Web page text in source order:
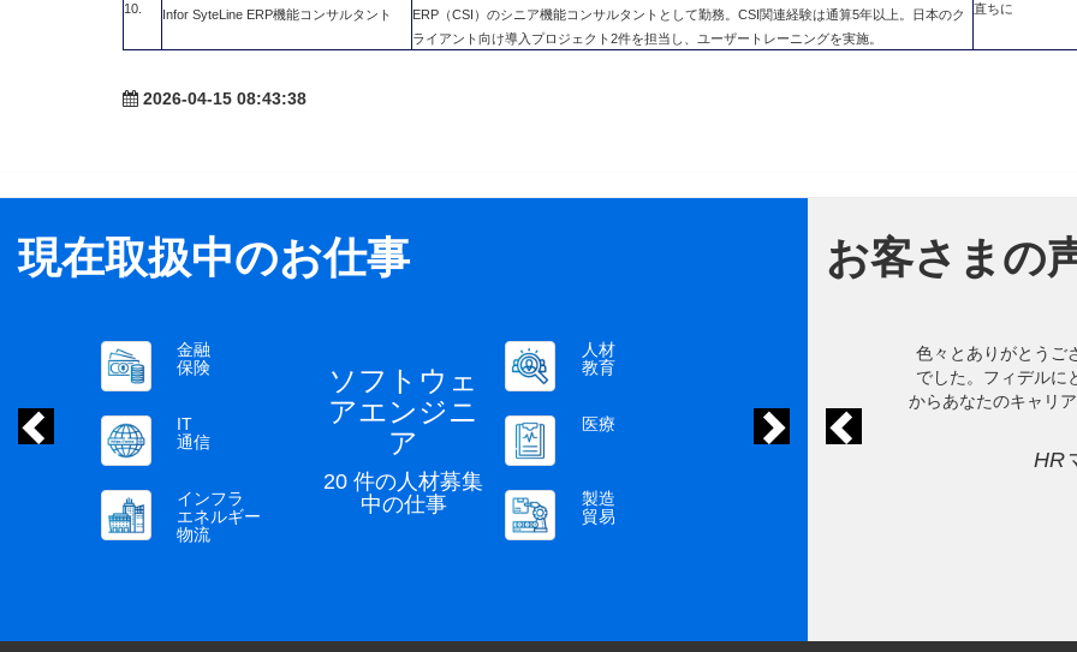
10. Infor SyteLine ERP機能コンサルタント
ERP（CSI）のシニア機能コンサルタントとして勤務。CSI関連経験は通算5年以上。日本のク
ライアント向け導入プロジェクト2件を担当し、ユーザートレーニングを実施。
直ちに
2026-04-15 08:43:38
現在取扱中のお仕事
保険
IT
インフラ
エネルギー
ネットワー
クエンジニ
中の仕事
医療
お客さまの
色々とありがとうございました... プロセスは透明性がありプロフェッショナル
でした。フィデルにとって、あなたは本当にすばらしい人材だと思います... 心
からあなたのキャリアの成功を願います、そしてあなたなら必ずそれを達成でき
るでしょう。